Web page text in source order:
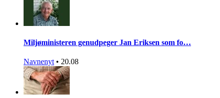
Miljøministeren genudpeger Jan Eriksen som fo…
Navnenyt • 20.08